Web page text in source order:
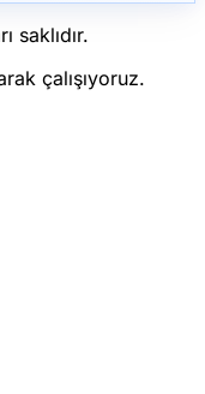
saklıdır.
çalışıyoruz.